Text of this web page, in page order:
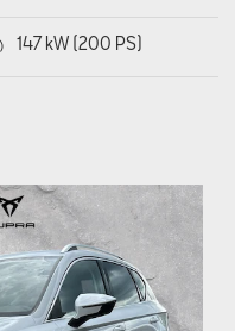
147 kW (200 PS)